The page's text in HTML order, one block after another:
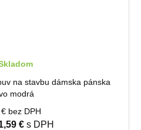
na stavbu dámska pánska
modrá
bez DPH
€s DPH